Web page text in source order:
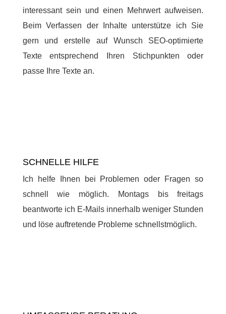
interessant sein und einen Mehrwert aufweisen.
Beim Verfassen der Inhalte unterstütze ich Sie
gern und erstelle auf Wunsch SEO-optimierte
Texte entsprechend Ihren Stichpunkten oder
passe Ihre Texte an.
SCHNELLE HILFE
Ich helfe Ihnen bei Problemen oder Fragen so
schnell wie möglich. Montags bis freitags
beantworte ich E-Mails innerhalb weniger Stunden
und löse auftretende Probleme schnellstmöglich.